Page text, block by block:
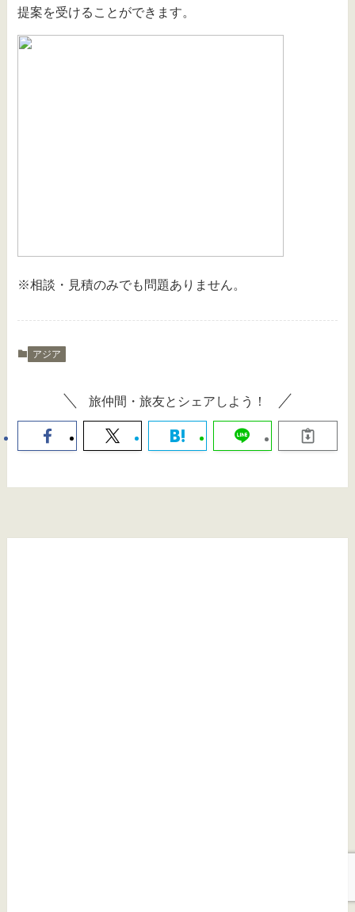
提案を受けることができます。
※相談・見積のみでも問題ありません。
アジア
旅仲間・旅友とシェアしよう！